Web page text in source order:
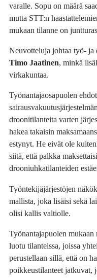
varalle. Sopu on määrä
mutta STT:n
mukaan tilanne on
Neuvotteluja johtaa työ-
Timo Jaatinen, minkä
virkakuntaa.
Työnantajaosapuolen
droonitilanteita varten
hakea takaisin
estynyt. He eivät ole
siitä, että palkka
drooniuhkatilanteiden
Työntekijäjärjestöjen
mallista, joka lisäisi sekä
olisi kallis valtiolle.
Työnantajapuolen
luotu tilanteissa, joissa
perustellaan sillä, että on
poikkeustilanteet jatkuvat,